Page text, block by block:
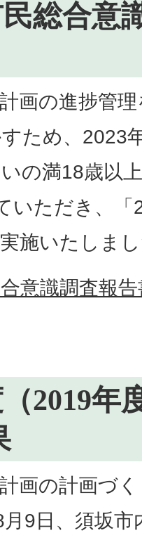
総合意
画の進捗管
ため、2023
の満18歳以
いただき、「
施いたしま
意識調査報
2019年
画の計画づ
9日、須坂